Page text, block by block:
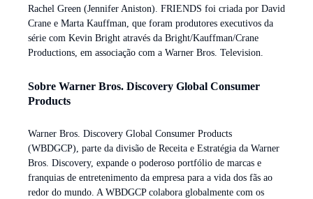
Rachel Green (Jennifer Aniston). FRIENDS foi criada por David
Crane e Marta Kauffman, que foram produtores executivos da
série com Kevin Bright através da Bright/Kauffman/Crane
Productions, em associação com a Warner Bros. Television.
Sobre Warner Bros. Discovery Global Consumer
Products
Warner Bros. Discovery Global Consumer Products
(WBDGCP), parte da divisão de Receita e Estratégia da Warner
Bros. Discovery, expande o poderoso portfólio de marcas e
franquias de entretenimento da empresa para a vida dos fãs ao
redor do mundo. A WBDGCP colabora globalmente com os